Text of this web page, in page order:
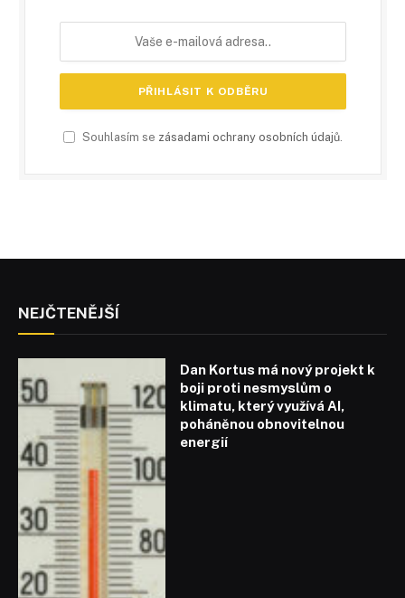
Souhlasím se zásadami ochrany osobních údajů.
NEJČTENĚJŠÍ
Dan Kortus má nový projekt k
boji proti nesmyslům o
klimatu, který využívá AI,
poháněnou obnovitelnou
energií